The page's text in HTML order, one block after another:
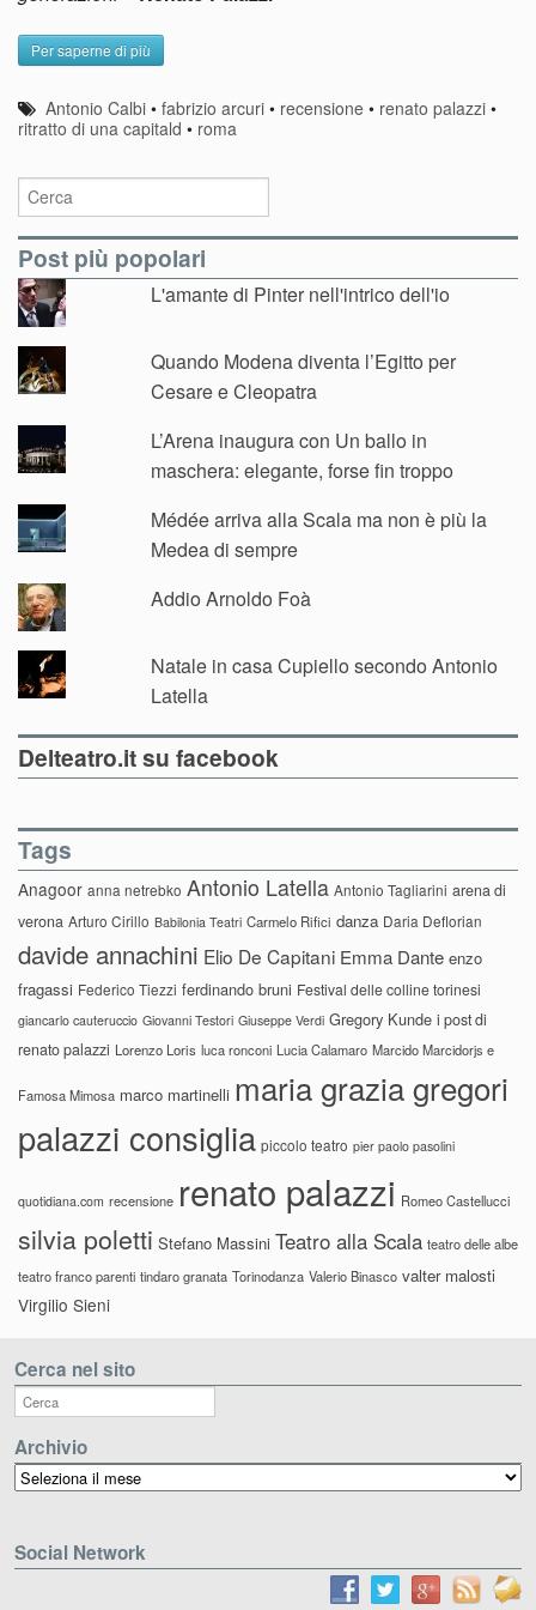
Per saperne di più
Antonio Calbi •fabrizio arcuri • recensione • renato palazzi •
ritratto di una capitald • roma
Post più popolari
L'amante di Pinter nell'intrico dell'io
Quando Modena diventa l’Egitto per
Cesare e Cleopatra
L’Arena inaugura con Un ballo in
maschera: elegante, forse fin troppo
Médée arriva alla Scala ma non è più la
Medea di sempre
Addio Arnoldo Foà
Natale in casa Cupiello secondo Antonio
Latella
Delteatro.it su facebook
Tags
Anagoor anna netrebko Antonio Latella Antonio Tagliarini arena di
verona Arturo Cirillo Babilonia Teatri Carmelo Rifici danza Daria Deflorian
davide annachini Elio De Capitani Emma Dante enzo
fragassi Federico Tiezzi ferdinando bruni Festival delle colline torinesi
giancarlo cauteruccio Giovanni Testori Giuseppe Verdi Gregory Kunde i post di
renato palazzi Lorenzo Loris luca ronconi Lucia Calamaro Marcido Marcidorjs e
Famosa Mimosa marco martinelli maria grazia gregori
palazzi consiglia piccolo teatro pier paolo pasolini
quotidiana.com recensione renato palazzi Romeo Castellucci
silvia poletti Stefano Massini Teatro alla Scala teatro delle albe
teatro franco parenti tindaro granata Torinodanza Valerio Binasco valter malosti
Virgilio Sieni
Cerca nel sito
Archivio
Archivio
Social Network